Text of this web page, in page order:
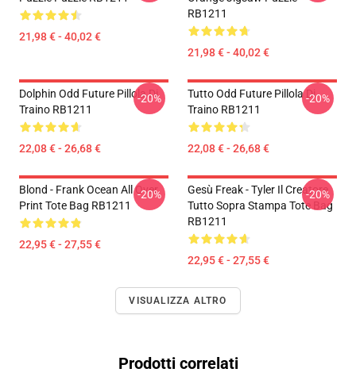
21,98 € - 40,02 €
RB1211
21,98 € - 40,02 €
Dolphin Odd Future Pillola Di
Traino RB1211
22,08 € - 26,68 €
-20%
Tutto Odd Future Pillola Di
Traino RB1211
22,08 € - 26,68 €
-20%
Blond - Frank Ocean All Over
Print Tote Bag RB1211
22,95 € - 27,55 €
-20%
Gesù Freak - Tyler Il Creatore
Tutto Sopra Stampa Tote Bag
RB1211
22,95 € - 27,55 €
-20%
VISUALIZZA ALTRO
Prodotti correlati